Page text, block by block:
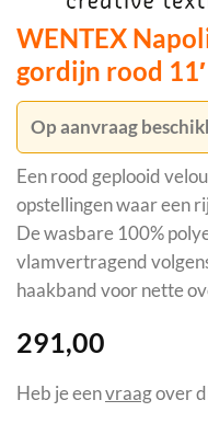
WENTEX
gordijn rood 11′
Op aanvraag
Een rood geplooid
opstellingen waar een
De wasbare 100%
vlamvertragend
haakband voor nette
291,00
Heb je eenvraagover